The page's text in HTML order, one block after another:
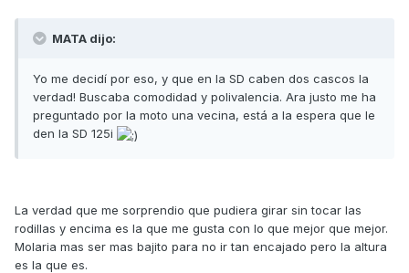
MATA dijo:
Yo me decidí por eso, y que en la SD caben dos cascos la
verdad! Buscaba comodidad y polivalencia. Ara justo me ha
preguntado por la moto una vecina, está a la espera que le
den la SD 125i
La verdad que me sorprendio que pudiera girar sin tocar las
rodillas y encima es la que me gusta con lo que mejor que mejor.
Molaria mas ser mas bajito para no ir tan encajado pero la altura
es la que es.